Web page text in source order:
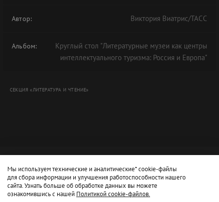
Автор: Виктория Виатрис/ТАСС
Альбом:
Круглый стол "Литературные музеи как центры
интеллектуального туризма: Россия и Европа"
СЕКЦИЯ «ЛИТЕРАТУРА И ЧТЕНИЕ»
Мы используем технические и аналитические* cookie-файлы
для сбора информации и улучшения работоспособности нашего
сайта. Узнать больше об обработке данных вы можете
ознакомившись с нашей Политикой cookie-файлов.